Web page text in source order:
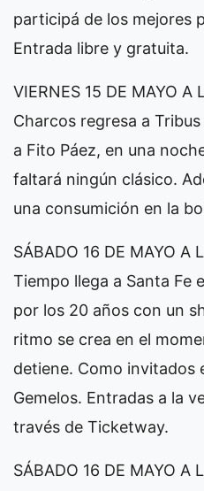
participá de los mejores
Entrada libre y gratuita.
VIERNES 15 DE MAYO A
Charcos regresa a
a Fito Páez, en una
faltará ningún clásico.
una consumición en la
SÁBADO 16 DE MAYO A
Tiempo llega a Santa Fe
por los 20 años con un
ritmo se crea en el
detiene. Como invitados
Gemelos. Entradas a la
través de Ticketway.
SÁBADO 16 DE MAYO A